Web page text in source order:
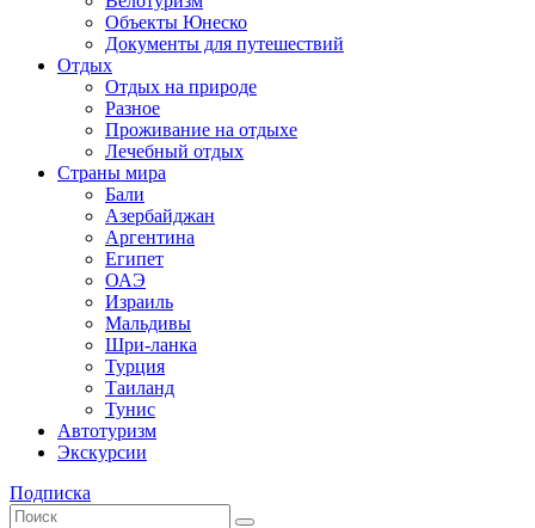
Объекты Юнеско
Документы для путешествий
Отдых
Отдых на природе
Разное
Проживание на отдыхе
Лечебный отдых
Страны мира
Бали
Азербайджан
Аргентина
Египет
ОАЭ
Израиль
Мальдивы
Шри-ланка
Турция
Таиланд
Тунис
Автотуризм
Экскурсии
Подписка